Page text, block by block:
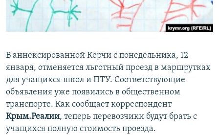
ПОБЕДИТЕЛЕЙ НЕ СУДЯТ?
КРЫМ.НЕПОКОРЕННЫЙ
УКРАИНСКАЯ ПРОБЛЕМА КРЫМА
ПРИСОЕДИНЯЙТЕСЬ!
Все сайты RFE/RL
В аннексированной Керчи с понедельника, 12
января, отменяется льготный проезд в маршрутках
для учащихся школ и ПТУ. Соответствующие
объявления уже появились в общественном
транспорте. Как сообщает корреспондент
Крым.Реалии, теперь перевозчики будут брать с
учащихся полную стоимость проезда.